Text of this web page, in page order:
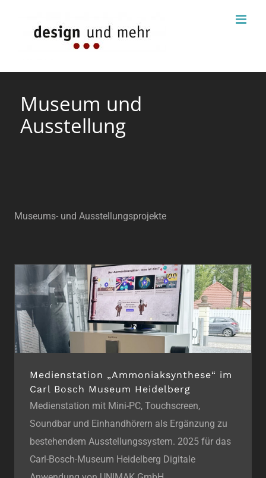
Museum und
Ausstellung
Museums- und Ausstellungsprojekte
Medienstation „Ammoniaksynthese“ im
Carl Bosch Museum Heidelberg
Medienstation mit Mini-PC, Touchscreen,
Soundbar und Einhandhörern als Ergänzung zu
bestehendem Ausstellungssystem. 2025 für das
Carl-Bosch-Museum Heidelberg Digitale